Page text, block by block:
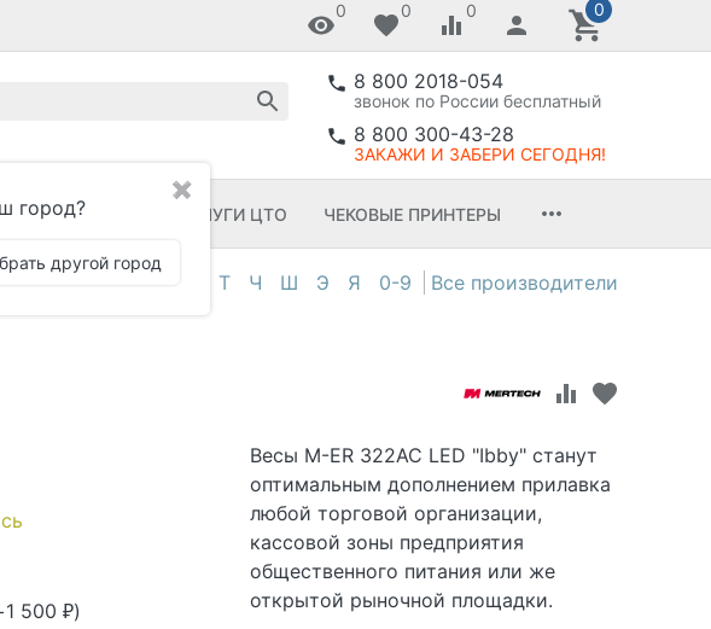
0 0 0 0
✖
город?
другой город
8 800 2018-054
звонок по России бесплатный
8 800 300-43-28
ЗАКАЖИ И ЗАБЕРИ СЕГОДНЯ!
ПО УСЛУГИ ЦТО ЧЕКОВЫЕ ПРИНТЕРЫ
Т Ч Ш Э Я 0-9
1 500 ₽)
Весы M-ER 322AC LED "Ibby" станут
оптимальным дополнением прилавка
любой торговой организации,
кассовой зоны предприятия
общественного питания или же
открытой рыночной площадки.